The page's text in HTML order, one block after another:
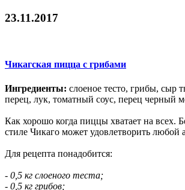
23.11.2017
Чикагская пицца с грибами
Ингредиенты: слоеное тесто, грибы, сыр
перец, лук, томатный соус, перец черный
Как хорошо когда пиццы хватает на всех.
стиле Чикаго может удовлетворить любой
Для рецепта понадобится:
- 0,5 кг слоеного теста;
- 0,5 кг грибов;